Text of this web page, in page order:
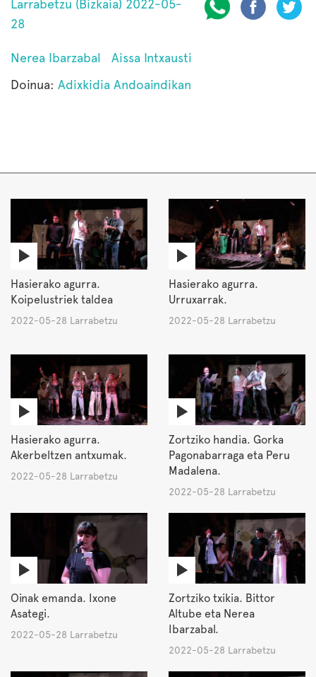
Larrabetzu (Bizkaia) 2022-05-
28
Nerea Ibarzabal
Aissa Intxausti
Doinua: Adixkidia Andoaindikan
Hasierako agurra.
Koipelustriek taldea
2022-05-28 Larrabetzu
Hasierako agurra.
Urruxarrak.
2022-05-28 Larrabetzu
Hasierako agurra.
Akerbeltzen antxumak.
2022-05-28 Larrabetzu
Zortziko handia. Gorka
Pagonabarraga eta Peru
Madalena.
2022-05-28 Larrabetzu
Oinak emanda. Ixone
Asategi.
2022-05-28 Larrabetzu
Zortziko txikia. Bittor
Altube eta Nerea
Ibarzabal.
2022-05-28 Larrabetzu